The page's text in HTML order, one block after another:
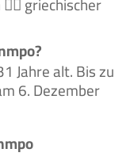
Jahre alt. Bis zu
6. Dezember